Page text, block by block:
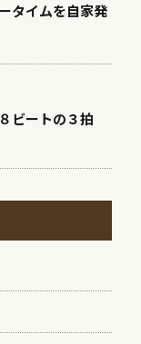
タイムを自家発
ビートの３拍